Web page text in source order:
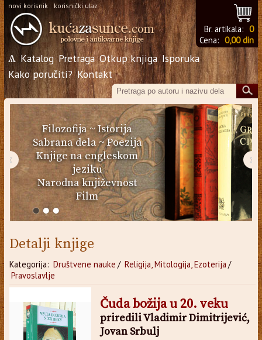
novi korisnik korisnički ulaz
Br. artikala: 0
Cena: 0,00 din
Ѧ Katalog Pretraga Otkup knjiga Isporuka
Kako poručiti? Kontakt
Filozofija~Istorija
Sabrana dela~Poezija
Knjige na engleskom
jeziku
Narodna književnost
Film
‹ ›
Detalji knjige
Kategorija: Društvene nauke / Religija, Mitologija, Ezoterija/
Pravoslavlje
Čuda božija u 20. veku
priredili Vladimir Dimitrijević,
Jovan Srbulj